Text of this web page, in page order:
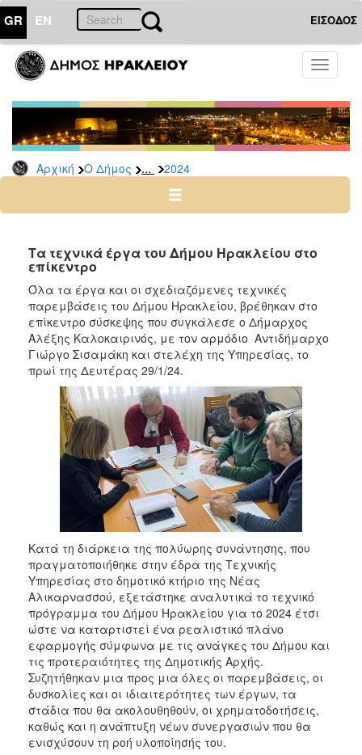
GR EN ΕΙΣΟΔΟΣ
Toggle
Αρχική Ο Δήμος ... 2024
ΔΗΜΟΣ
Δελτία
Τύπου
Αρχείο
2026
2024
2022
2021
2020
2019
2018
2017
2016
2015
2013
2012
2010
2006
ΤΟΠΟΣ
ΠΟΛΙΤΙΣΜΟΣ
ΑΝΘΕΚΤΙΚΗ
ΠΟΛΗ
Τα τεχνικά έργα του Δήμου Ηρακλείου στο
επίκεντρο
Όλα τα έργα και οι σχεδιαζόμενες τεχνικές
παρεμβάσεις του Δήμου Ηρακλείου, βρέθηκαν στο
επίκεντρο σύσκεψης που συγκάλεσε ο Δήμαρχος
Αλέξης Καλοκαιρινός, με τον αρμόδιο Αντιδήμαρχο
Γιώργο Σισαμάκη και στελέχη της Υπηρεσίας, το
πρωί της Δευτέρας 29/1/24.
Κατά τη διάρκεια της πολύωρης συνάντησης, που
πραγματοποιήθηκε στην έδρα της Τεχνικής
Υπηρεσίας στο δημοτικό κτήριο της Νέας
Αλικαρνασσού, εξετάστηκε αναλυτικά το τεχνικό
πρόγραμμα του Δήμου Ηρακλείου για το 2024 έτσι
ώστε να καταρτιστεί ένα ρεαλιστικό πλάνο
εφαρμογής σύμφωνα με τις ανάγκες του Δήμου και
τις προτεραιότητες της Δημοτικής Αρχής.
Συζητήθηκαν μια προς μια όλες οι παρεμβάσεις, οι
δυσκολίες και οι ιδιαιτερότητες των έργων, τα
στάδια που θα ακολουθηθούν, οι χρηματοδοτήσεις,
καθώς και η ανάπτυξη νέων συνεργασιών που θα
ενισχύσουν τη ροή υλοποίησής του.